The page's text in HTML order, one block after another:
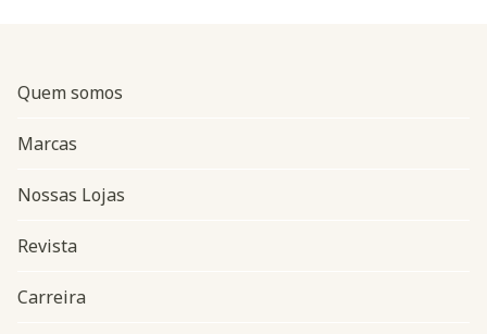
Quem somos
Marcas
Nossas Lojas
Revista
Carreira